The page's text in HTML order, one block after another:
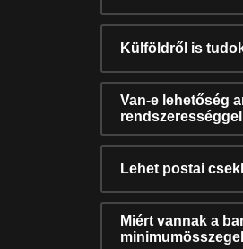
Külföldről is
Van-e lehetőség
Lehet postai
Miért vannak a